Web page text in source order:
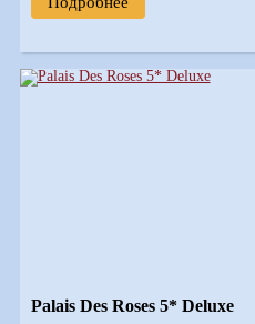
Palais Des Roses 5* Deluxe